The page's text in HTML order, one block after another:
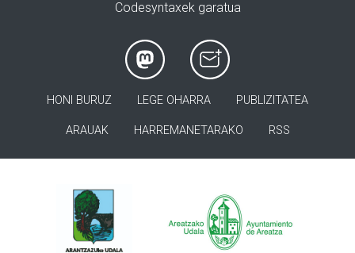
Codesyntaxek garatua
HONI BURUZ LEGE OHARRA PUBLIZITATEA
ARAUAK HARREMANETARAKO RSS